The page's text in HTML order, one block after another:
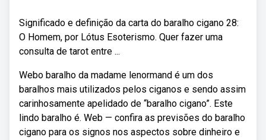
Significado e definição da carta do baralho cigano 28:
O Homem, por Lótus Esoterismo. Quer fazer uma
consulta de tarot entre ...
Webo baralho da madame lenormand é um dos
baralhos mais utilizados pelos ciganos e sendo assim
carinhosamente apelidado de “baralho cigano”. Este
lindo baralho é. Web — confira as previsões do baralho
cigano para os signos nos aspectos sobre dinheiro e